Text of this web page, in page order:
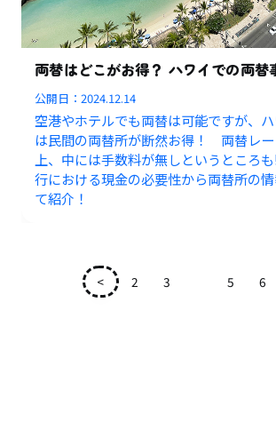
両替はどこがお得？ ハワイでの両替
公開日：2024.12.14
空港やホテルでも両替は可能ですが、
は民間の両替所が断然お得！ 両替レ
上、中には手数料が無しというところ
行における現金の必要性から両替所の
て紹介！
< 2 3 5 6